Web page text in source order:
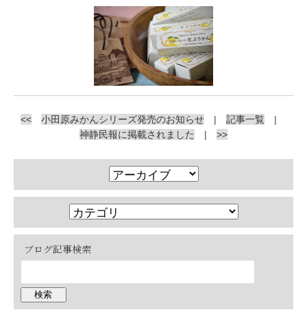
<< 小田原みかんシリーズ発売のお知らせ | 記事一覧 |
神静民報に掲載されました
| >>
ブログ記事検索